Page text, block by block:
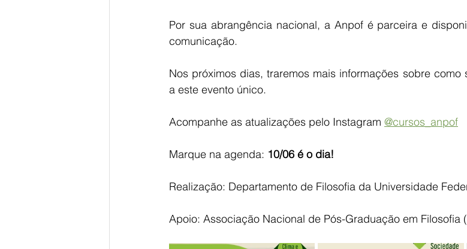
Por sua abrangência nacional, a Anpof é parceira e
comunicação.
Nos próximos dias, traremos mais informações sobre
a este evento único.
Acompanhe as atualizações pelo Instagram @cursos_anpof
Marque na agenda: 10/06 é o dia!
Realização: Departamento de Filosofia da Universidade
Apoio: Associação Nacional de Pós-Graduação em Filosofia